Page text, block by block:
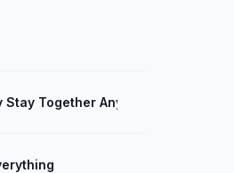
Together Anymore